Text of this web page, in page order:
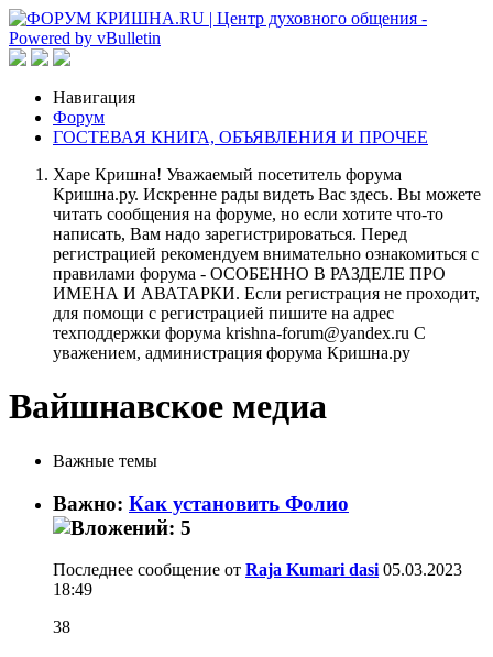
Навигация
Форум
ГОСТЕВАЯ КНИГА, ОБЪЯВЛЕНИЯ И ПРОЧЕЕ
Харе Кришна! Уважаемый посетитель форума
Кришна.ру. Искренне рады видеть Вас здесь. Вы можете
читать сообщения на форуме, но если хотите что-то
написать, Вам надо зарегистрироваться. Перед
регистрацией рекомендуем внимательно ознакомиться с
правилами форума - ОСОБЕННО В РАЗДЕЛЕ ПРО
ИМЕНА И АВАТАРКИ. Если регистрация не проходит,
для помощи с регистрацией пишите на адрес
техподдержки форума krishna-forum@yandex.ru С
уважением, администрация форума Кришна.ру
Вайшнавское медиа
Важные темы
Важно: Как установить Фолио
Последнее сообщение от Raja Kumari dasi 05.03.2023
18:49
38